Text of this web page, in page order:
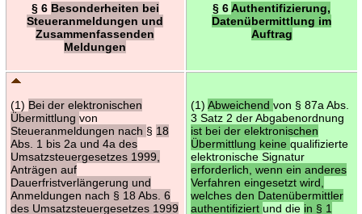
§ 6 Besonderheiten bei
Steueranmeldungen und
Zusammenfassenden
Meldungen
§ 6Authentifizierung,
Datenübermittlung im
Auftrag
(1) Bei der elektronischen
Übermittlung von
Steueranmeldungen nach § 18
Abs. 1 bis 2a und 4a des
Umsatzsteuergesetzes 1999,
Anträgen auf
Dauerfristverlängerung und
Anmeldungen nach § 18 Abs. 6
des Umsatzsteuergesetzes 1999
(1) Abweichend von § 87a Abs.
3 Satz 2 der Abgabenordnung
ist bei der elektronischen
Übermittlung keine qualifizierte
elektronische Signatur
erforderlich, wenn ein anderes
Verfahren eingesetzt wird,
welches den Datenübermittler
authentifiziert und die in § 1